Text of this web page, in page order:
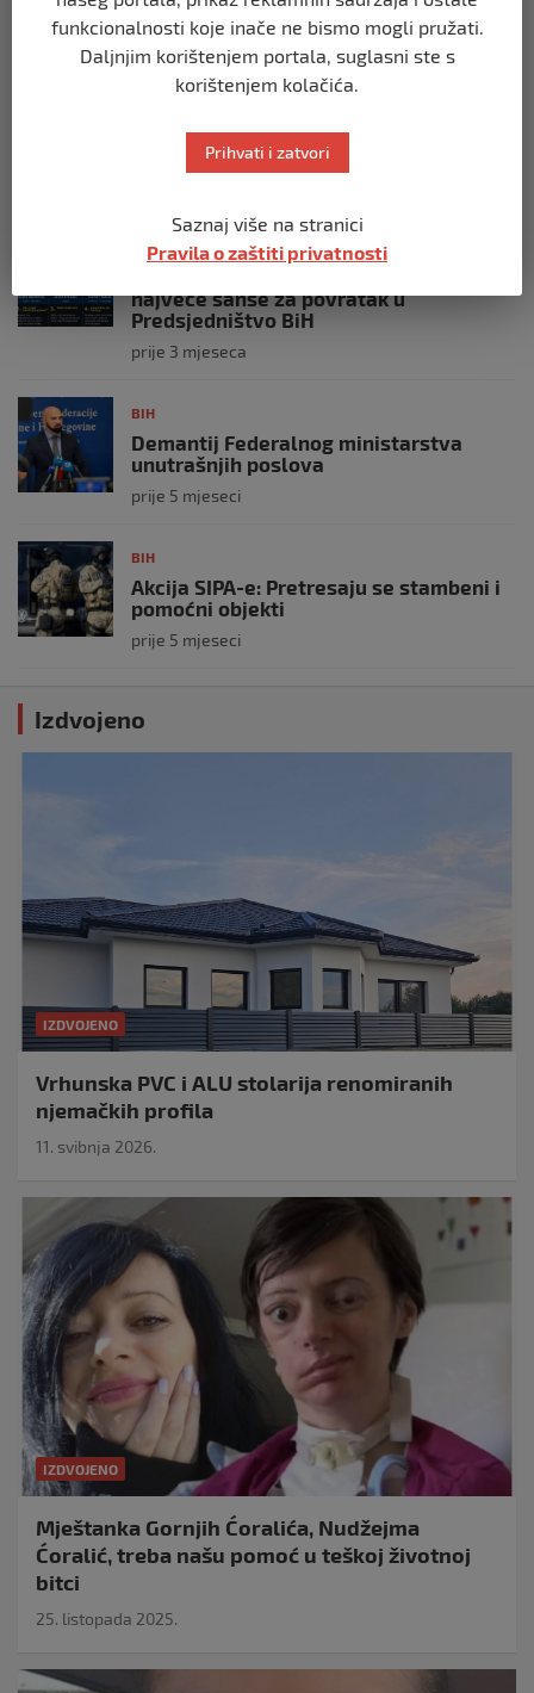
manipulacija ne
prije 2 mjeseca
Postoje razne špekulacije oko ukidanja
OHR-a – šta vi mislite?
BIH
najveće šanse za povratak u
Predsjedništvo BiH
prije 3 mjeseca
BIH
Demantij Federalnog ministarstva
unutrašnjih poslova
prije 5 mjeseci
BIH
Akcija SIPA-e: Pretresaju se stambeni i
pomoćni objekti
prije 5 mjeseci
Izdvojeno
IZDVOJENO
Vrhunska PVC i ALU stolarija renomiranih
njemačkih profila
11. svibnja 2026.
IZDVOJENO
Mještanka Gornjih Ćoralića, Nudžejma
Ćoralić, treba našu pomoć u teškoj životnoj
bitci
25. listopada 2025.
funkcionalnosti koje inače ne bismo mogli pružati.
Daljnjim korištenjem portala, suglasni ste s
korištenjem kolačića.
Prihvati i zatvori
Saznaj više na stranici
Pravila o zaštiti privatnosti